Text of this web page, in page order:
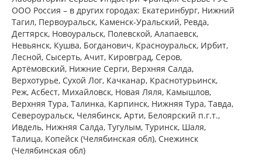
от 2 164,00 до 2 164,00
Венарус (табл. п. плен. о. 50 мг+450
мг № 30) Алиум АО (Московская
обл,.рп. Оболенск) Россия
есть в 3 аптеках
от 1 183,00 до 1 183,00
Венарус (табл. п. плен. о. 50 мг+450
мг № 60) Алиум АО (Московская
обл,.рп. Оболенск) Россия
есть в 3 аптеках
от 2 079,00 до 2 079,00
ООО Россия – в других городах: Екатеринбург, Нижний
Тагил, Первоуральск, Каменск-Уральский, Ревда,
Дегтярск, Новоуральск, Полевской, Алапаевск,
Невьянск, Кушва, Богданович, Красноуральск, Ирбит,
Лесной, Сысерть, Ачит, Кировград, Серов,
Артёмовский, Нижние Cерги, Верхняя Салда,
Верхотурье, Сухой Лог, Качканар, Краснотурьинск,
Реж, Асбест, Михайловск, Новая Ляля, Камышлов,
Верхняя Тура, Талинка, Карпинск, Нижняя Тура, Тавда,
Североуральск, Челябинск, Арти, Белоярский п.г.т.,
Ивдель, Нижняя Салда, Тугулым, Туринск, Шаля,
Талица, Копейск (Челябинская обл), Снежинск
(Челябинская обл)